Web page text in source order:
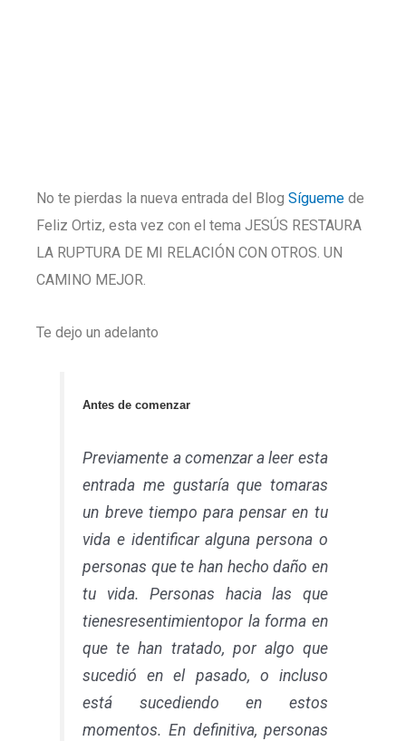
No te pierdas la nueva entrada del Blog Sígueme de
Feliz Ortiz, esta vez con el tema JESÚS RESTAURA
LA RUPTURA DE MI RELACIÓN CON OTROS. UN
CAMINO MEJOR.
Te dejo un adelanto
Antes de comenzar
Previamente a comenzar a leer esta
entrada me gustaría que tomaras
un breve tiempo para pensar en tu
vida e identificar alguna persona o
personas que te han hecho daño en
tu vida. Personas hacia las que
tienesresentimientopor la forma en
que te han tratado, por algo que
sucedió en el pasado, o incluso
está sucediendo en estos
momentos. En definitiva, personas